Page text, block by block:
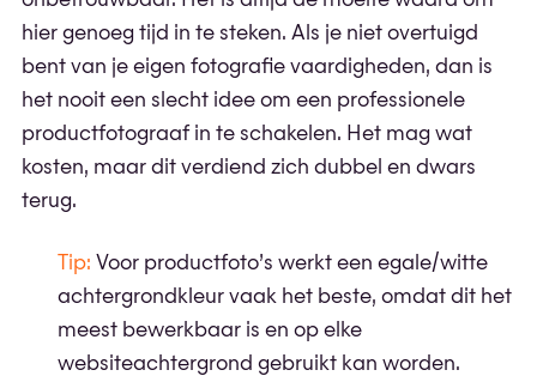
hier genoeg tijd in te steken. Als je niet overtuigd
bent van je eigen fotografie vaardigheden, dan is
het nooit een slecht idee om een professionele
productfotograaf in te schakelen. Het mag wat
kosten, maar dit verdiend zich dubbel en dwars
terug.
Tip: Voor productfoto’s werkt een egale/witte
achtergrondkleur vaak het beste, omdat dit het
meest bewerkbaar is en op elke
websiteachtergrond gebruikt kan worden.